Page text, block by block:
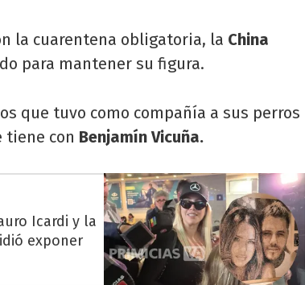
la cuarentena obligatoria, la China
para mantener su figura.
que tuvo como compañía a sus perros
tiene con Benjamín Vicuña.
Icardi y la
exponer